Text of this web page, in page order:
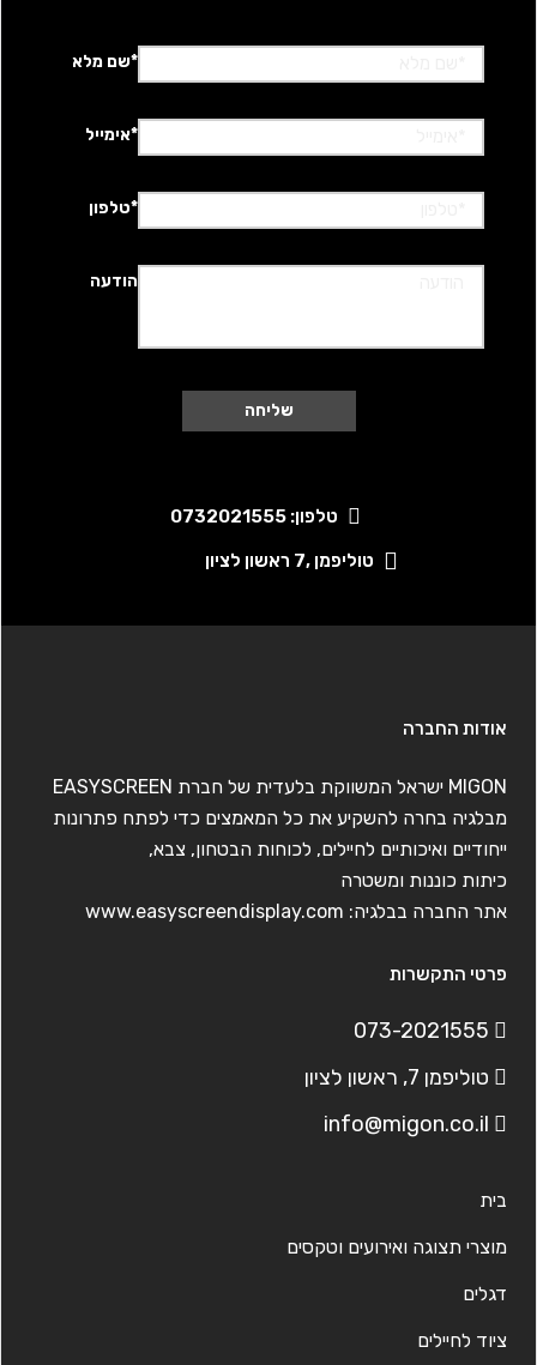
*שם מלא
*אימייל
*טלפון
הודעה
טלפון: 0732021555
טוליפמן ,7 ראשון לציון
אודות החברה
MIGON ישראל המשווקת בלעדית של חברת EASYSCREEN
מבלגיה בחרה להשקיע את כל המאמצים כדי לפתח פתרונות
ייחודיים ואיכותיים לחיילים, לכוחות הבטחון, צבא,
כיתות כוננות ומשטרה
אתר החברה בבלגיה: www.easyscreendisplay.com
פרטי התקשרות
073-2021555
טוליפמן 7, ראשון לציון
info@migon.co.il
בית
מוצרי תצוגה ואירועים וטקסים
דגלים
ציוד לחיילים